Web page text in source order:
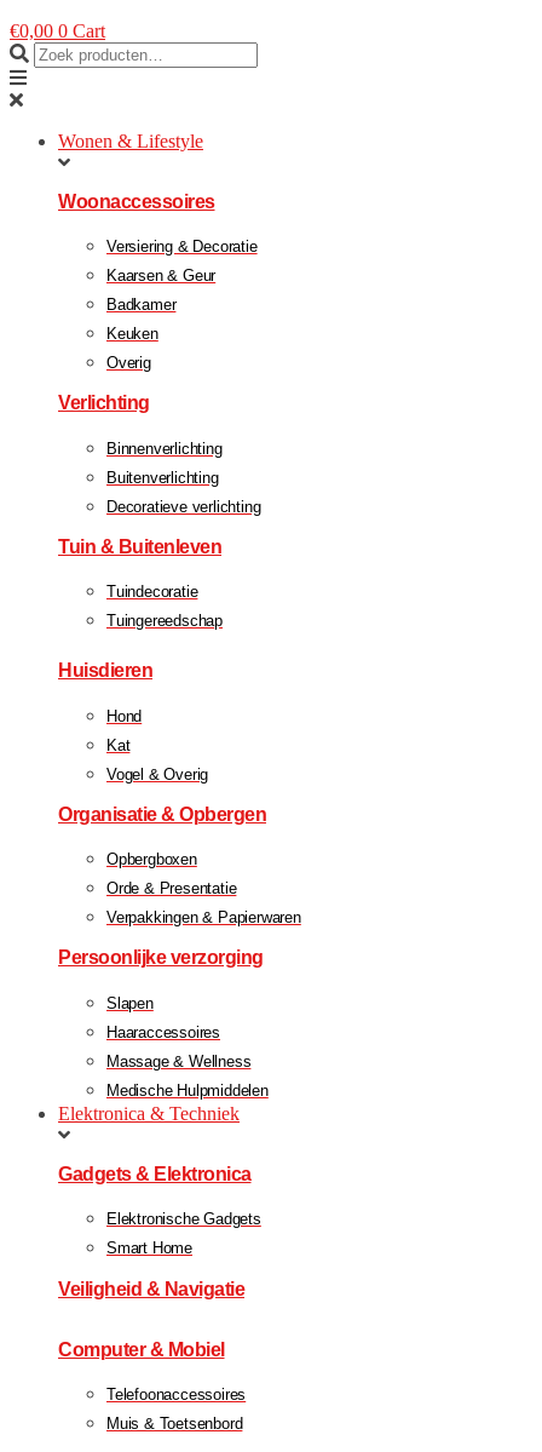
€0,00 0 Cart
Wonen & Lifestyle
Woonaccessoires
Versiering & Decoratie
Kaarsen & Geur
Badkamer
Keuken
Overig
Verlichting
Binnenverlichting
Buitenverlichting
Decoratieve verlichting
Tuin & Buitenleven
Tuindecoratie
Tuingereedschap
Huisdieren
Hond
Kat
Vogel & Overig
Organisatie & Opbergen
Opbergboxen
Orde & Presentatie
Verpakkingen & Papierwaren
Persoonlijke verzorging
Slapen
Haaraccessoires
Massage & Wellness
Medische Hulpmiddelen
Elektronica & Techniek
Gadgets & Elektronica
Elektronische Gadgets
Smart Home
Veiligheid & Navigatie
Computer & Mobiel
Telefoonaccessoires
Muis & Toetsenbord